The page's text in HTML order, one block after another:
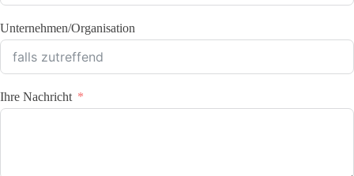
Unternehmen/Organisation
Ihre Nachricht